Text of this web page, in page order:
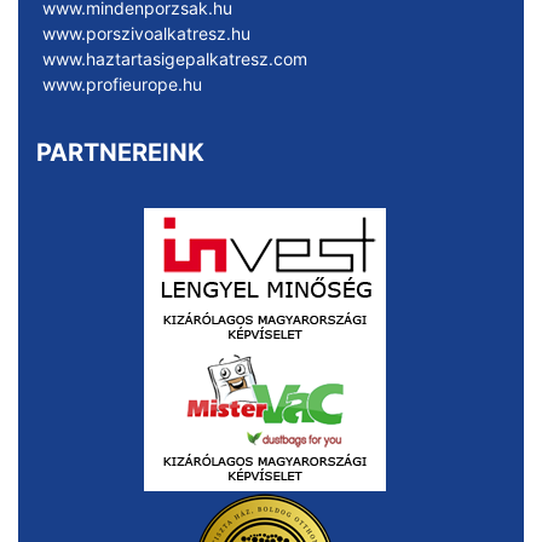
www.mindenporzsak.hu
www.porszivoalkatresz.hu
www.haztartasigepalkatresz.com
www.profieurope.hu
PARTNEREINK